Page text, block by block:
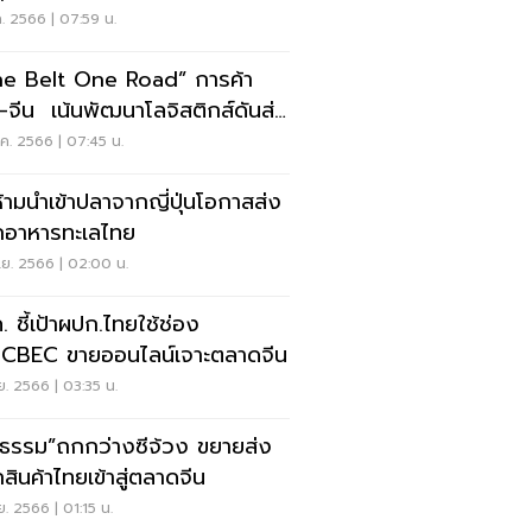
. 2566 | 07:59 น.
Belt One Road” การค้า
จิสติกส์ดันส่ง
พิ่ม
. 2566 | 07:45 น.
มนำเข้าปลาจากญี่ปุ่นโอกาสส่ง
าหารทะเลไทย
. 2566 | 02:00 น.
ชี้เป้าผปก.ไทยใช้ช่อง
ขายออนไลน์เจาะตลาดจีน
. 2566 | 03:35 น.
รม”ถกกว่างซีจ้วง ขยายส่ง
นค้าไทยเข้าสู่ตลาดจีน
. 2566 | 01:15 น.